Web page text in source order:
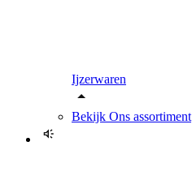
Ijzerwaren
Bekijk Ons assortiment